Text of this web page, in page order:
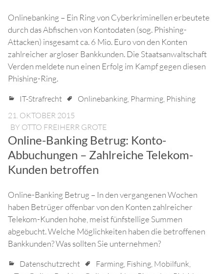
Onlinebanking – Ein Ring von Cyberkriminellen erbeutete
durch das Abfischen von Kontodaten (sog. Phishing-
Attacken) insgesamt ca. 6 Mio. Euro von den Konten
zahlreicher argloser Bankkunden. Die Staatsanwaltschaft
Verden meldete nun einen Erfolg im Kampf gegen diesen
Phishing-Ring.
IT-Strafrecht Onlinebanking, Pharming, Phishing
21. OKTOBER 2015
BY OTTO FREIHERR GROTE
Online-Banking Betrug: Konto-
Abbuchungen – Zahlreiche Telekom-
Kunden betroffen
Online-Banking Betrug – In den vergangenen Wochen
haben Betrüger offenbar von den Konten zahlreicher
Telekom-Kunden hohe, meist fünfstellige Summen
abgebucht. Welche Möglichkeiten haben die betroffenen
Bankkunden? Was sollten Sie unternehmen?
Datenschutzrecht Farming, Fishing, Mobilfunk,